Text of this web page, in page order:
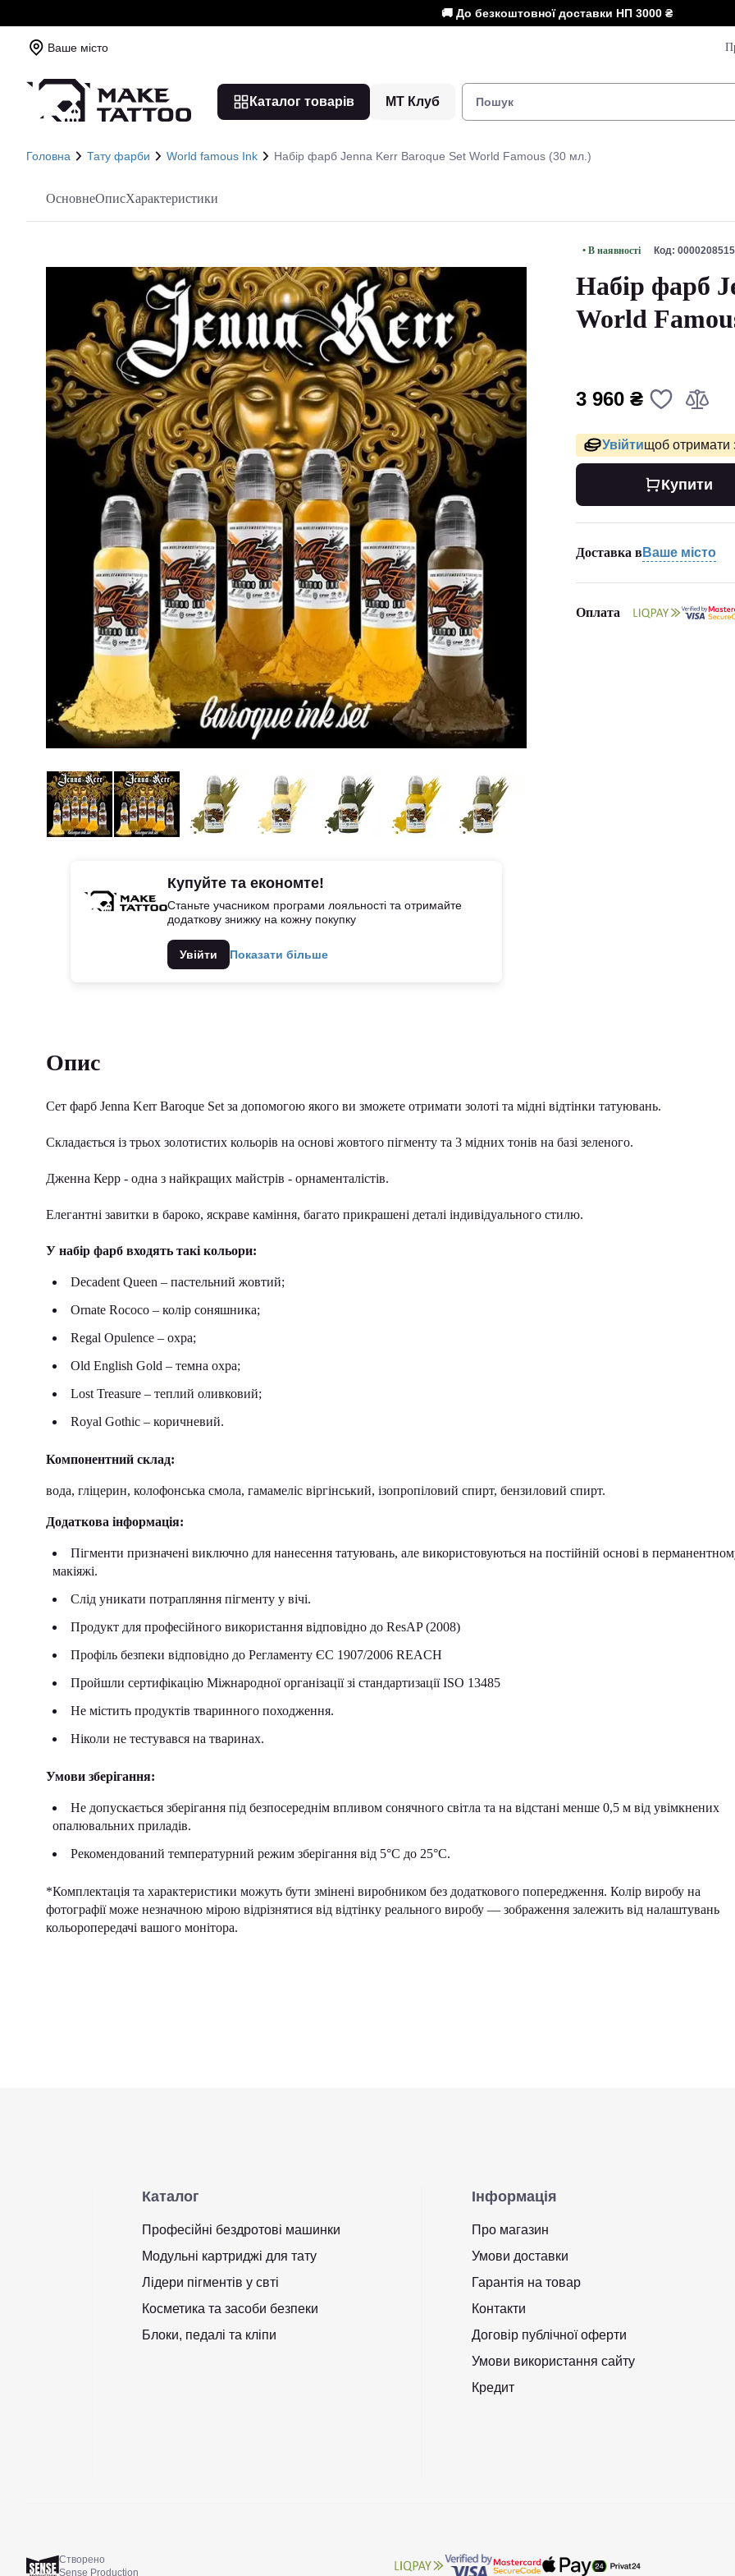
🚚 До безкоштовної доставки НП 3000 ₴
Ваше місто
Каталог товарів МТ Клуб
Головна Тату фарби World famous Ink Набір фарб Jenna Kerr Baroque Set World Famous (30 мл.)
ОсновнеОписХарактеристики
Купуйте та економте!
Станьте учасником програми лояльності та отримайте
додаткову знижку на кожну покупку
Увійти Показати більше
• В наявності Код: 0000208515
Набір фарб
World
3 960 ₴
Увійтищоб отримати
Купити
Доставка в Ваше місто
Оплата
Опис
Сет фарб Jenna Kerr Baroque Set за допомогою якого ви зможете отримати золоті та мідні відтінки татуювань.
Складається із трьох золотистих кольорів на основі жовтого пігменту та 3 мідних тонів на базі зеленого.
Дженна Керр - одна з найкращих майстрів - орнаменталістів.
Елегантні завитки в бароко, яскраве каміння, багато прикрашені деталі індивідуального стилю.
У набір фарб входять такі кольори:
Decadent Queen – пастельний жовтий;
Ornate Rococo – колір соняшника;
Regal Opulence – охра;
Old English Gold – темна охра;
Lost Treasure – теплий оливковий;
Royal Gothic – коричневий.
Компонентний склад:
вода, гліцерин, колофонська смола, гамамеліс віргінський, ізопропіловий спирт, бензиловий спирт.
Додаткова інформація:
Пігменти призначені виключно для нанесення татуювань, але використовуються на постійній основі в
макіяжі.
Слід уникати потрапляння пігменту у вічі.
Продукт для професійного використання відповідно до ResAP (2008)
Профіль безпеки відповідно до Регламенту ЄС 1907/2006 REACH
Пройшли сертифікацію Міжнародної організації зі стандартизації ISO 13485
Не містить продуктів тваринного походження.
Ніколи не тестувався на тваринах.
Умови зберігання:
Не допускається зберігання під безпосереднім впливом сонячного світла та на відстані менше 0,5 м від увімкнених
опалювальних приладів.
Рекомендований температурний режим зберігання від 5°С до 25°С.
*Комплектація та характеристики можуть бути змінені виробником без додаткового попередження. Колір виробу на
фотографії може незначною мірою відрізнятися від відтінку реального виробу — зображення залежить від налаштувань
кольоропередачі вашого монітора.
Каталог
Професійні бездротові машинки
Модульні картриджі для тату
Лідери пігментів у свті
Косметика та засоби безпеки
Блоки, педалі та кліпи
Інформація
Про магазин
Умови доставки
Гарантія на товар
Контакти
Договір публічної оферти
Умови використання сайту
Кредит
Створено
Sense Production